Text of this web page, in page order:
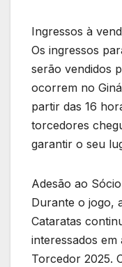
Ingressos à
Os ingressos
serão vendidos
ocorrem no
partir das 16
torcedores
garantir o seu
Adesão ao
Durante o jogo,
Cataratas
interessados
Torcedor 2025.